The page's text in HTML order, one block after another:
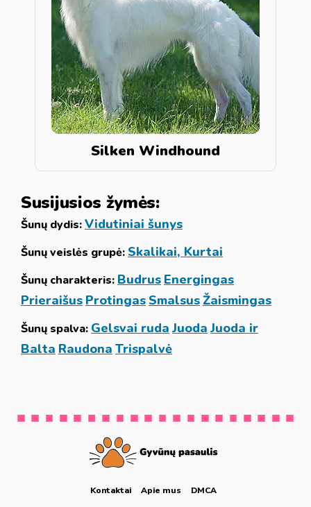
Silken Windhound
Susijusios žymės:
Šunų dydis:Vidutiniai šunys
Šunų veislės grupė: Skalikai, Kurtai
Šunų charakteris: Budrus Energingas
Prieraišus Protingas SmalsusŽaismingas
Šunų spalva: Gelsvai ruda Juoda Juoda ir
Balta Raudona Trispalvė
Kontaktai Apie mus DMCA